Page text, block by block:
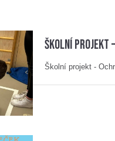
Školní projekt
Školní projekt -